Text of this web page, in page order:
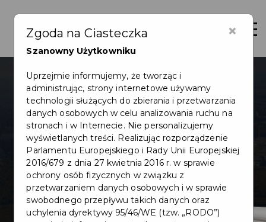
×
Zgoda na Ciasteczka
Szanowny Użytkowniku
Uprzejmie informujemy, że tworząc i
administrując, strony internetowe używamy
technologii służących do zbierania i przetwarzania
danych osobowych w celu analizowania ruchu na
stronach i w Internecie. Nie personalizujemy
wyświetlanych treści. Realizując rozporządzenie
Parlamentu Europejskiego i Rady Unii Europejskiej
2016/679 z dnia 27 kwietnia 2016 r. w sprawie
ochrony osób fizycznych w związku z
przetwarzaniem danych osobowych i w sprawie
swobodnego przepływu takich danych oraz
uchylenia dyrektywy 95/46/WE (tzw. „RODO”)